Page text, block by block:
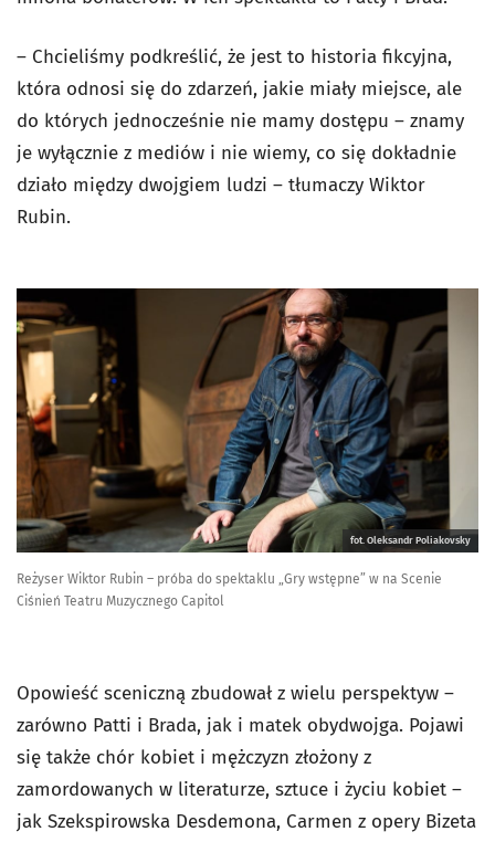
– Chcieliśmy podkreślić, że jest to historia fikcyjna,
która odnosi się do zdarzeń, jakie miały miejsce, ale
do których jednocześnie nie mamy dostępu – znamy
je wyłącznie z mediów i nie wiemy, co się dokładnie
działo między dwojgiem ludzi – tłumaczy Wiktor
Rubin.
fot. Oleksandr Poliakovsky
Reżyser Wiktor Rubin – próba do spektaklu „Gry wstępne” w na Scenie
Ciśnień Teatru Muzycznego Capitol
Opowieść sceniczną zbudował z wielu perspektyw –
zarówno Patti i Brada, jak i matek obydwojga. Pojawi
się także chór kobiet i mężczyzn złożony z
zamordowanych w literaturze, sztuce i życiu kobiet –
jak Szekspirowska Desdemona, Carmen z opery Bizeta